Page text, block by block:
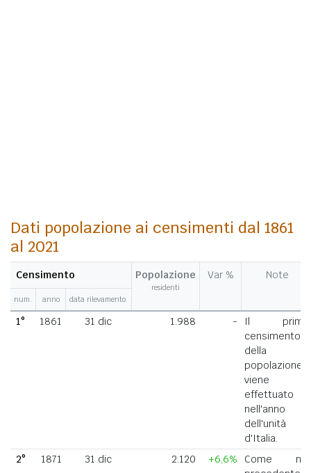
Dati popolazione ai censimenti dal 1861
al 2021
Censimento Popolazione
residenti
Var % Note
num. anno data rilevamento
1° 1861 31 dic 1.988 -
Il primo
censimento
della
popolazione
viene
effettuato
nell'anno
dell'unità
d'Italia.
2°
1871 31 dic 2.120 +6,6%
Come nel